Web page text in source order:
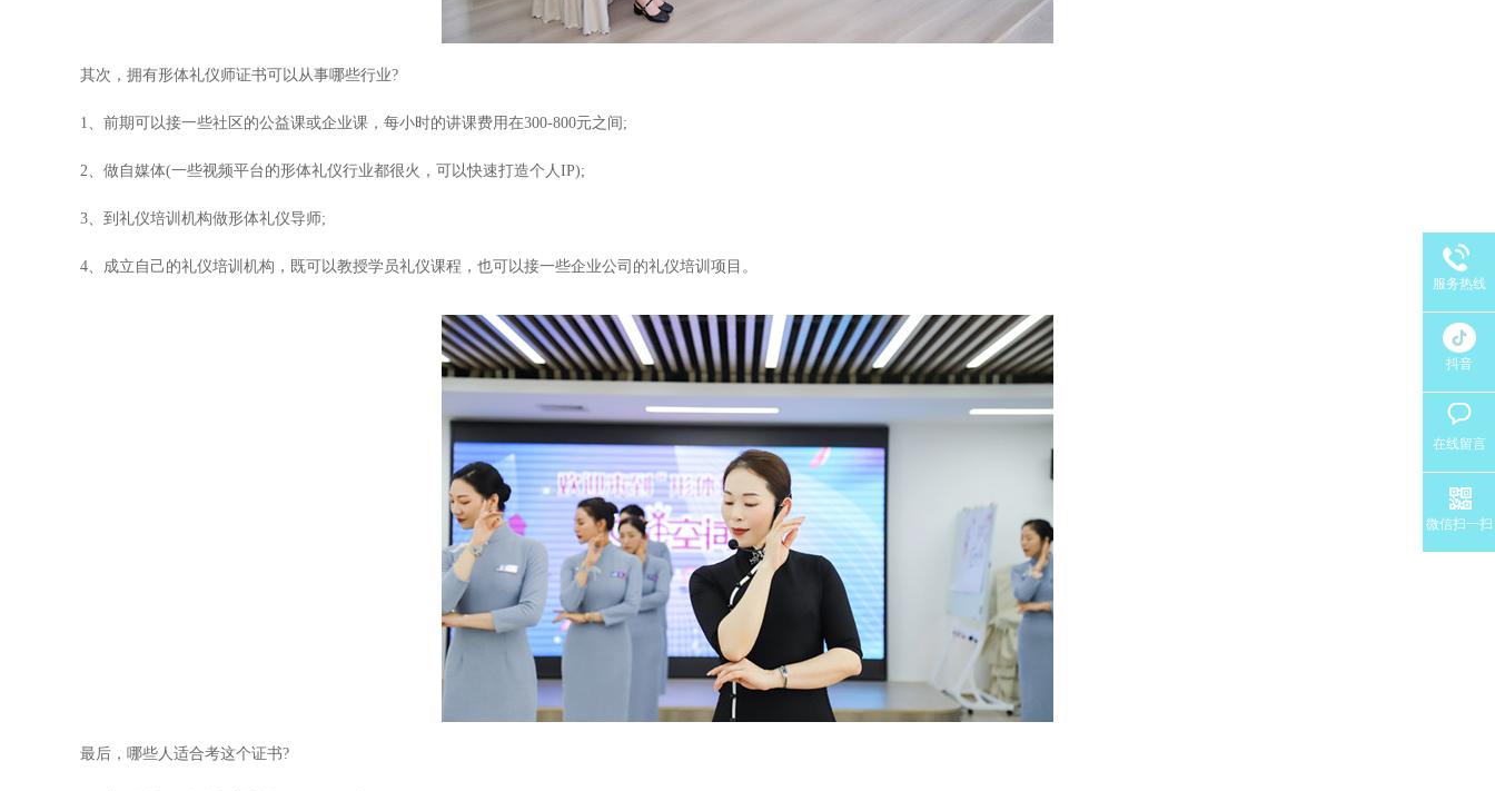
其次，拥有形体礼仪师证书可以从事哪些行业?
1、前期可以接一些社区的公益课或企业课，每小时的讲课费用在300-800元之间;
2、做自媒体(一些视频平台的形体礼仪行业都很火，可以快速打造个人IP);
3、到礼仪培训机构做形体礼仪导师;
4、成立自己的礼仪培训机构，既可以教授学员礼仪课程，也可以接一些企业公司的礼仪培训项目。
最后，哪些人适合考这个证书?
服务热线
抖音
在线留言
微信扫一扫